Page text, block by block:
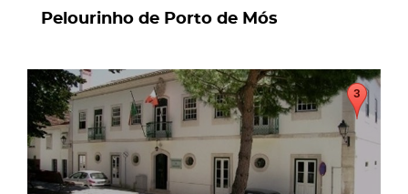
Pelourinho de Porto de Mós
page